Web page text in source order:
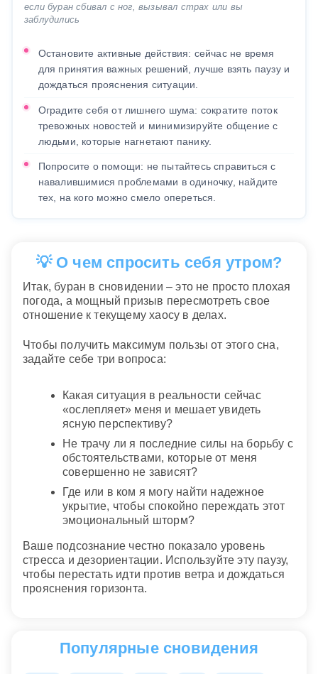
если буран сбивал с ног, вызывал страх или вы
заблудились
Остановите активные действия: сейчас не время
для принятия важных решений, лучше взять паузу и
дождаться прояснения ситуации.
Оградите себя от лишнего шума: сократите поток
тревожных новостей и минимизируйте общение с
людьми, которые нагнетают панику.
Попросите о помощи: не пытайтесь справиться с
навалившимися проблемами в одиночку, найдите
тех, на кого можно смело опереться.
💡 О чем спросить себя утром?
Итак, буран в сновидении – это не просто плохая
погода, а мощный призыв пересмотреть свое
отношение к текущему хаосу в делах.
Чтобы получить максимум пользы от этого сна,
задайте себе три вопроса:
Какая ситуация в реальности сейчас
«ослепляет» меня и мешает увидеть
ясную перспективу?
Не трачу ли я последние силы на борьбу с
обстоятельствами, которые от меня
совершенно не зависят?
Где или в ком я могу найти надежное
укрытие, чтобы спокойно переждать этот
эмоциональный шторм?
Ваше подсознание честно показало уровень
стресса и дезориентации. Используйте эту паузу,
чтобы перестать идти против ветра и дождаться
прояснения горизонта.
Популярные сновидения